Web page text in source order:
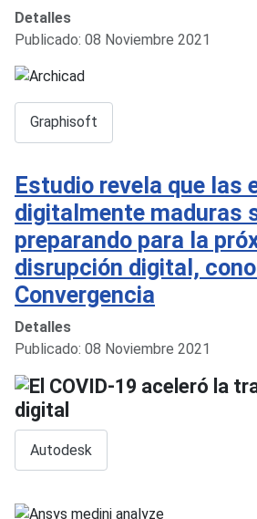
Detalles
Publicado: 08 Noviembre 2021
Graphisoft
Estudio revela que las
digitalmente maduras
preparando para la
disrupción digital,
Convergencia
Detalles
Publicado: 08 Noviembre 2021
Autodesk